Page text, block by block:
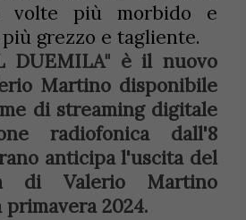
volte più morbido e
grezzo e tagliente.
DUEMILA" è il nuovo
Martino disponibile
di streaming digitale
radiofonica dall'8
anticipa l'uscita del
di Valerio Martino
2024.